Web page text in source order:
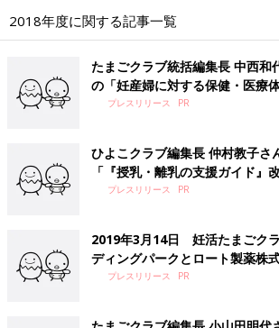
2018年度に関する記事一覧
たまごクラブ統括編集長 中西和
の「妊産婦に対する保健・医療
検討会」の構成員に選出されまし
プレスリリース
ひよこクラブ編集長 仲村教子さ
「『授乳・離乳の支援ガイド』
の構成員に選出されました
プレスリリース
2019年3月14日 妊活たまごク
ディングパークとロート製薬株
イベント“結婚と一緒に考える「
プレスリリース